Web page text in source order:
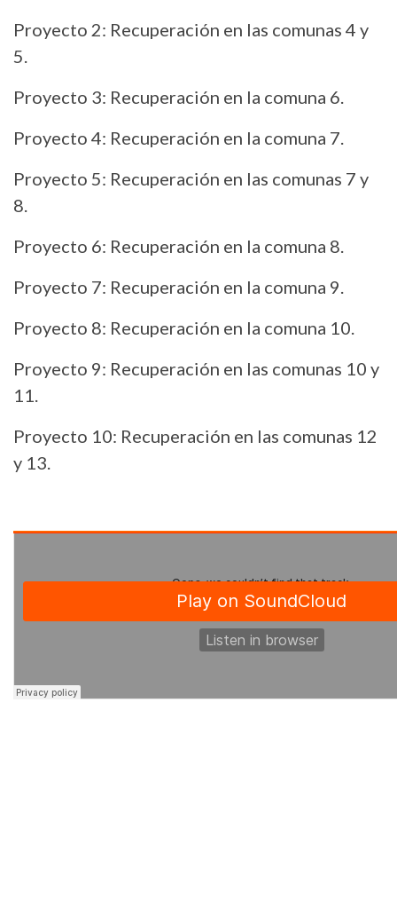
Proyecto 2: Recuperación en las comunas 4 y
5.
Proyecto 3: Recuperación en la comuna 6.
Proyecto 4: Recuperación en la comuna 7.
Proyecto 5: Recuperación en las comunas 7 y
8.
Proyecto 6: Recuperación en la comuna 8.
Proyecto 7: Recuperación en la comuna 9.
Proyecto 8: Recuperación en la comuna 10.
Proyecto 9: Recuperación en las comunas 10 y
11.
Proyecto 10: Recuperación en las comunas 12
y 13.